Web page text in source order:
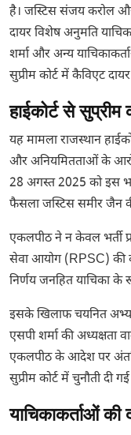
है। जस्टिस संजय करोल
दायर विशेष अनुमति
शर्मा और अन्य
सुप्रीम कोर्ट में कैविएट
हाईकोर्ट से सुप्रीम
यह मामला राजस्थान
और अनियमितताओं के
28 अगस्त 2025 को इस
फैसला जस्टिस समीर जैन
एकलपीठ ने न केवल भर्ती
सेवा आयोग (RPSC) की
निर्णय जनहित याचिका के
इसके खिलाफ चयनित
एसपी शर्मा की अध्यक्षता
एकलपीठ के आदेश पर
सुप्रीम कोर्ट में चुनौती दी
याचिकाकर्ताओं की